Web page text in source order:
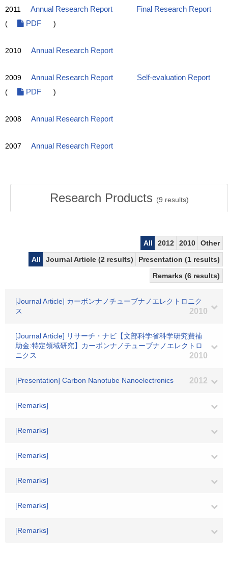
2011 Annual Research Report
Final Research Report
(
PDF )
2010 Annual Research Report
2009 Annual Research Report
Self-evaluation Report
(
PDF )
2008 Annual Research Report
2007 Annual Research Report
Research Products (9 results)
All 2012 2010
Other
All
Journal Article (2 results)
Presentation (1 results)
Remarks (6 results)
[Journal Article] カーボンナノチューブナノエレクトロニク
ス
2010
[Journal Article] リサーチ・ナビ【文部科学省科学研究費補
助金:特定領域研究】カーボンナノチューブナノエレクトロ
ニクス
2010
[Presentation] Carbon Nanotube Nanoelectronics 2012
[Remarks]
[Remarks]
[Remarks]
[Remarks]
[Remarks]
[Remarks]